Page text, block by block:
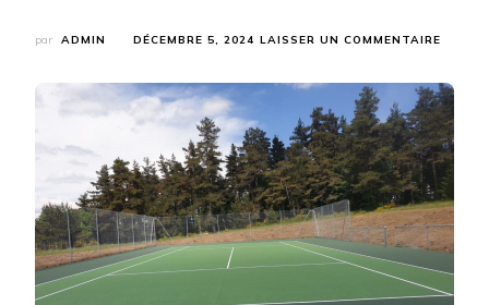
par ADMIN DÉCEMBRE 5, 2024 LAISSER UN COMMENTAIRE
DES
EST-
ELLE
POUR
D’UN
COURT